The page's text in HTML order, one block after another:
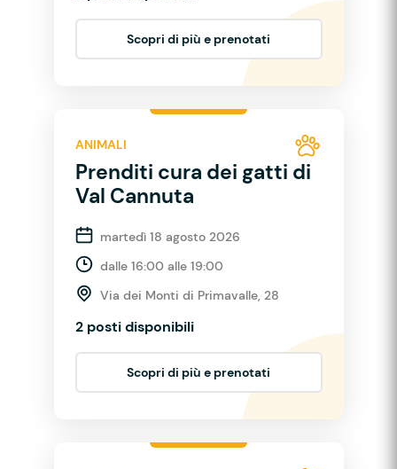
Scopri di più e prenotati
ANIMALI
Prenditi cura dei gatti di
Val Cannuta
martedì 18 agosto 2026
dalle 16:00 alle 19:00
Via dei Monti di Primavalle, 28
2 posti disponibili
Scopri di più e prenotati